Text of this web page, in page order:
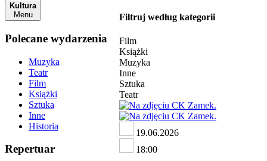
Kultura
Menu
Polecane wydarzenia
Muzyka
Teatr
Film
Książki
Sztuka
Inne
Historia
Repertuar
Filtruj według kategorii
Film
Książki
Muzyka
Inne
Sztuka
Teatr
19.06.2026
18:00